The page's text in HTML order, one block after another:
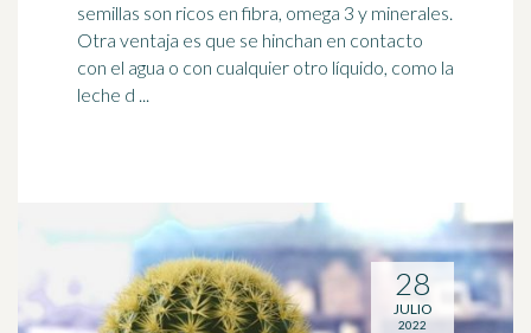
semillas son ricos en fibra, omega 3 y minerales.
Otra ventaja es que se hinchan en contacto
con el agua o con cualquier otro líquido, como la
leche d ...
28
JULIO
2022